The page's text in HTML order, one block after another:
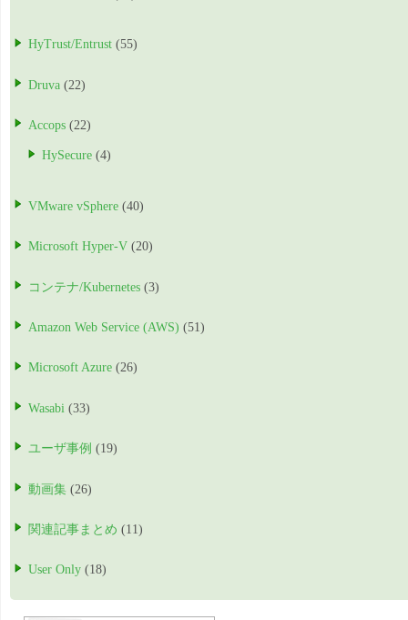
HyTrust/Entrust (55)
Druva (22)
Accops (22)
HySecure (4)
VMware vSphere (40)
Microsoft Hyper-V (20)
コンテナ/Kubernetes (3)
Amazon Web Service (AWS) (51)
Microsoft Azure (26)
Wasabi (33)
ユーザ事例 (19)
動画集 (26)
関連記事まとめ (11)
User Only (18)